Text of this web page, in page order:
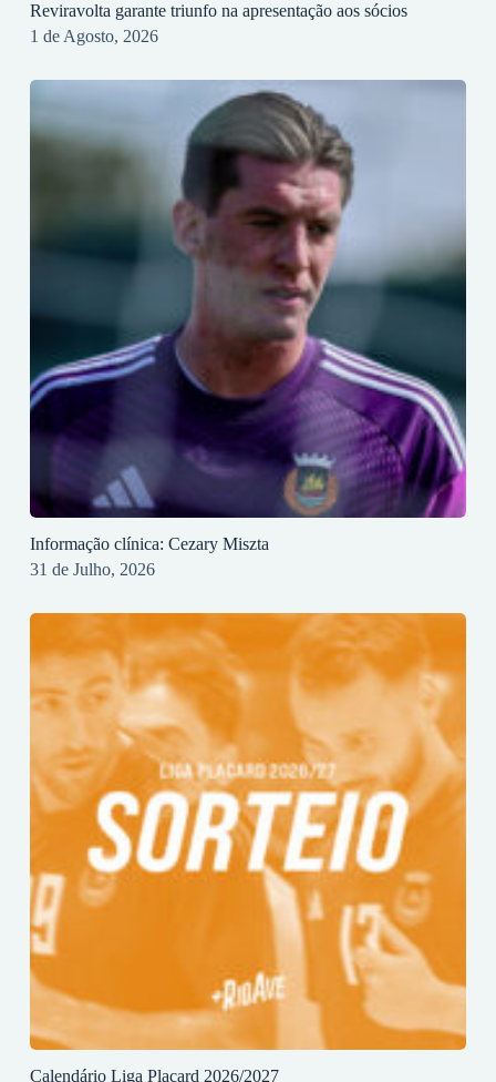
Reviravolta garante triunfo na apresentação aos sócios
1 de Agosto, 2026
Informação clínica: Cezary Miszta
31 de Julho, 2026
Calendário Liga Placard 2026/2027